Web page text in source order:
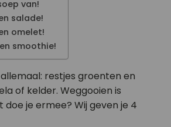
van!
salade!
omelet!
smoothie!
restjes groenten en
of kelder. Weggooien is
doe je ermee? Wij geven je 4